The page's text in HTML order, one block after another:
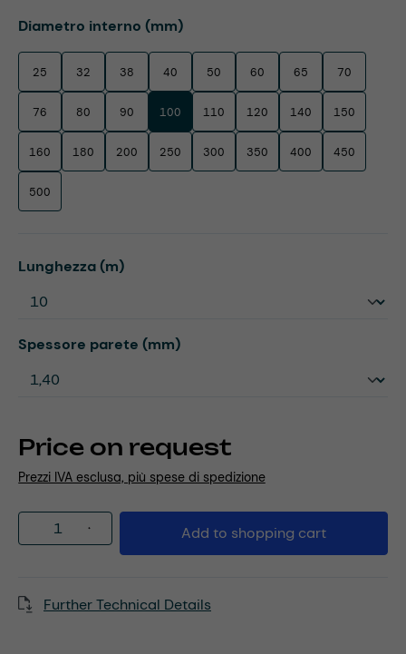
Price on request
Prezzi IVA esclusa, più spese di spedizione
Select
Diametro interno (mm)
25 32 38 40 50 60 65 70
76 80 90 100 110 120 140 150
160 180 200 250 300 350 400 450
500
Select
Lunghezza (m)
Select
Spessore parete (mm)
Product Quantity: Enter the desired
Add to shopping cart
Further Technical Details